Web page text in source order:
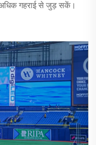
गहराई से जुड़ सकें।